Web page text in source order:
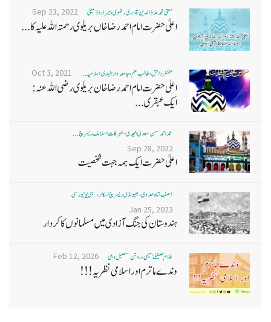
مفتی محمد علاؤ الدین قادری رضوی ، میرا روڈ ممبئی Sep 23, 2022
اعلیٰ حضرت امام احمد رضا خاں بر یلو ی رحمتہ اللہ علیہ کا...
غضنفر دانش، طالب علم، جامعہ دارالہدی اسلامیہ ... Oct 3, 2021
اعلی حضرت امام احمد رضا خان بریلوی رضی اللہ عنہ:
ایک عبقری...
محمد احمد حسن سعدی امجدی - البرکات اسلامک ریسرچ ...
Sep 28, 2022
اعلیٰ حضرت ایک ہمہ جہت شخصیت
آصف شاہ ھدوی، بھیونڈی ریسرچ اسکالر، ممبئی یونیورسٹی
Jan 25, 2023
ہندوستان کی جنگ آزادی میں مسلمانوں کا کردار
غلام مصطفےٰ نعیمی، روشن مستقبل دہلی Feb 12, 2026
وندے ماترم اور اسلامی نظریہ!!!